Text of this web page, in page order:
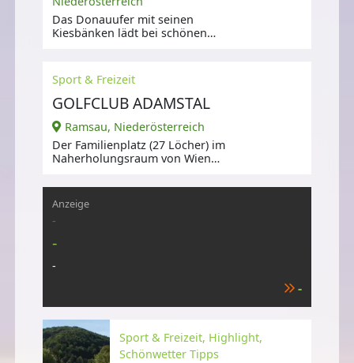
Das Donauufer mit seinen
Kiesbänken lädt bei schönen
Sport & Freizeit
GOLFCLUB ADAMSTAL
Ramsau, Niederösterreich
Der Familienplatz (27 Löcher) im
Naherholungsraum von Wien
umrahmt.
Anzeige
-
-
-
-
Sport & Freizeit, Highlight,
Schönwetter Tipps